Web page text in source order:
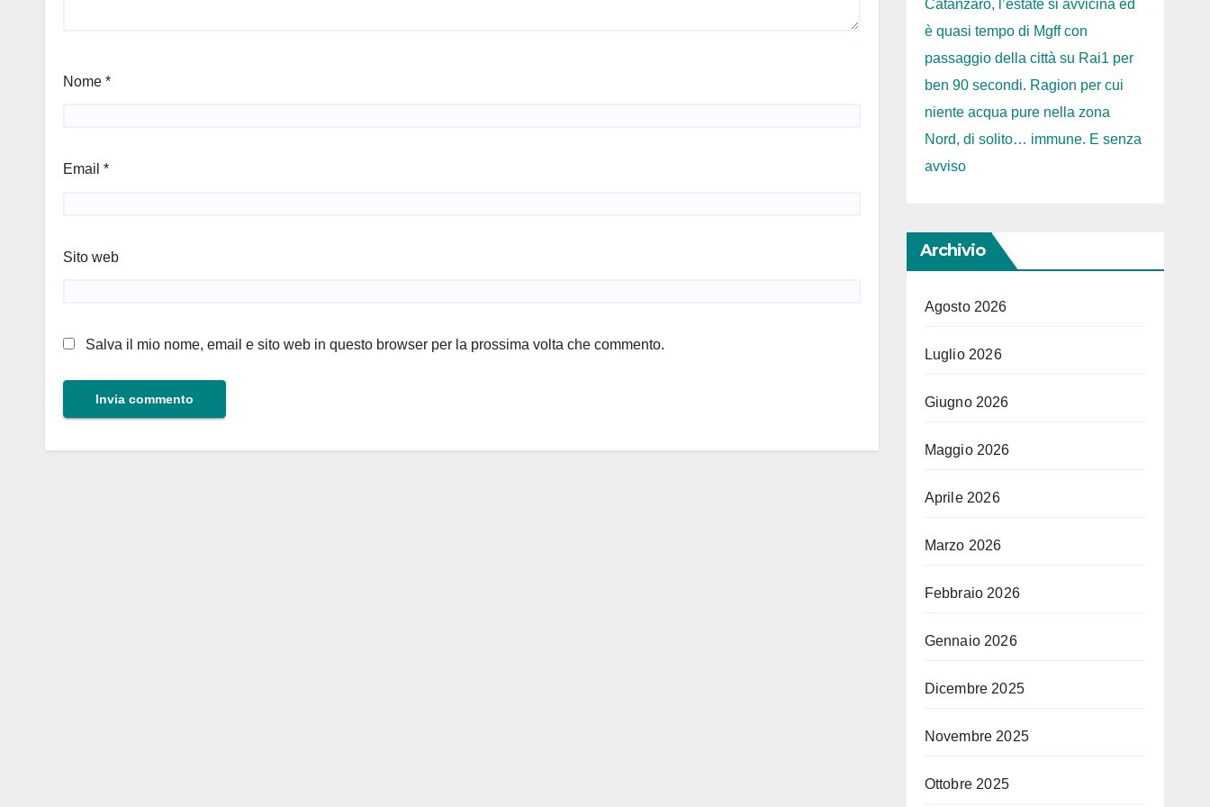
Nome *
Email *
Sito web
Salva il mio nome, email e sito web in questo browser per la prossima volta che commento.
Catanzaro, l’estate si avvicina ed
è quasi tempo di Mgff con
passaggio della città su Rai1 per
ben 90 secondi. Ragion per cui
niente acqua pure nella zona
Nord, di solito… immune. E senza
avviso
Archivio
Agosto 2026
Luglio 2026
Giugno 2026
Maggio 2026
Aprile 2026
Marzo 2026
Febbraio 2026
Gennaio 2026
Dicembre 2025
Novembre 2025
Ottobre 2025